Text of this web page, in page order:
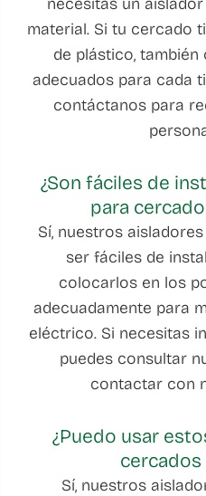
material. Si tu cercado
de plástico,
adecuados para cada
contáctanos para
¿Son fáciles de
para
Sí, nuestros
ser fáciles de
colocarlos en los
adecuadamente para
eléctrico. Si necesitas
puedes consultar
contactar con
¿Puedo usar
cercados
Sí, nuestros